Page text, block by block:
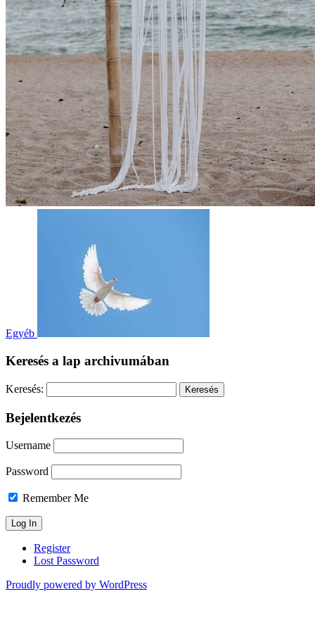
Egyéb
Keresés a lap archivumában
Keresés:
Bejelentkezés
Username
Password
Remember Me
Register
Lost Password
Proudly powered by WordPress